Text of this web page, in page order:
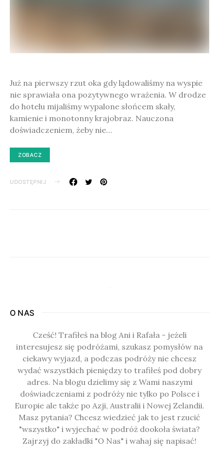
Już na pierwszy rzut oka gdy lądowaliśmy na wyspie
nie sprawiała ona pozytywnego wrażenia. W drodze
do hotelu mijaliśmy wypalone słońcem skały,
kamienie i monotonny krajobraz. Nauczona
doświadczeniem, żeby nie…
ZOBACZ
UDOSTĘPNIJ
O NAS
Cześć! Trafiłeś na blog Ani i Rafała - jeżeli
interesujesz się podróżami, szukasz pomysłów na
ciekawy wyjazd, a podczas podróży nie chcesz
wydać wszystkich pieniędzy to trafiłeś pod dobry
adres. Na blogu dzielimy się z Wami naszymi
doświadczeniami z podróży nie tylko po Polsce i
Europie ale także po Azji, Australii i Nowej Zelandii.
Masz pytania? Chcesz wiedzieć jak to jest rzucić
"wszystko" i wyjechać w podróż dookoła świata?
Zajrzyj do zakładki "O Nas" i wahaj się napisać!